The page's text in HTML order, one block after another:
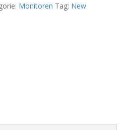
Monitoren Tag: New